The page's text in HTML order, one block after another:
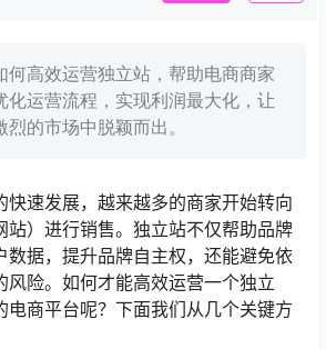
何高效运营独立站，帮助电商商家
化运营流程，实现利润最大化，让
的市场中脱颖而出。
快速发展，越来越多的商家开始转向
站）进行销售。独立站不仅帮助品牌
数据，提升品牌自主权，还能避免依
风险。如何才能高效运营一个独立
电商平台呢？下面我们从几个关键方